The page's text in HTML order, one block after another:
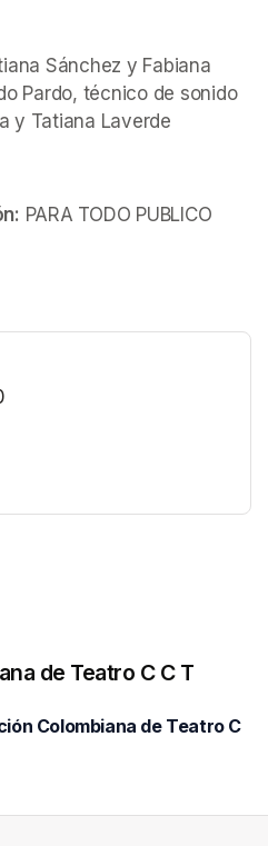
Sánchez y Fabiana
Pardo, técnico de sonido
y Tatiana Laverde
PARA TODO PUBLICO
de Teatro C C T
Colombiana de Teatro C